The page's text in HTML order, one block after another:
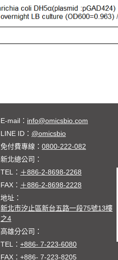
E-mail： info@omicsbio.com
LINE ID： @omicsbio
免付費專線： 0800-222-082
新北總公司：
TEL： ＋886-2-8698-2268
FAX： ＋886-2-8698-2228
地址：
新北市汐止區新台五路一段75號13樓
之4
高雄分公司：
TEL： +886- 7-223-6080
FAX： +886- 7-223-8205